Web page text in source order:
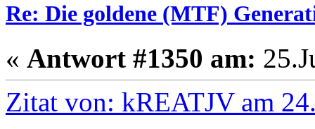
Re: Die goldene (MTF)
« Antwort #1350 am:
Zitat von: kREATJV am